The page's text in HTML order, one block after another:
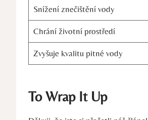
Snížení znečištění vody
Chrání životní prostředí
Zvyšuje kvalitu pitné vody
To Wrap It Up